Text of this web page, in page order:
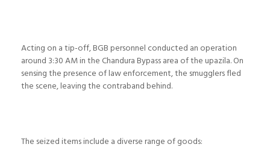
Acting on a tip-off, BGB personnel conducted an operation
around 3:30 AM in the Chandura Bypass area of the upazila. On
sensing the presence of law enforcement, the smugglers fled
the scene, leaving the contraband behind.
The seized items include a diverse range of goods: